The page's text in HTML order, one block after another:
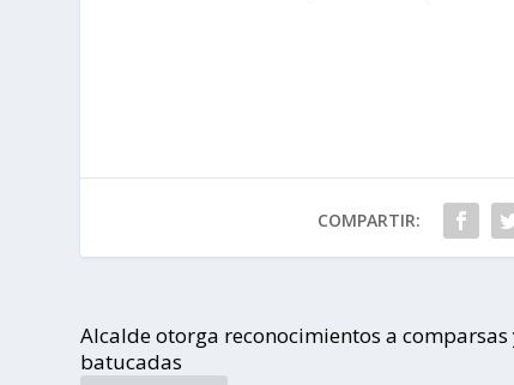
COMPARTIR:
Alcalde otorga reconocimientos a comparsas
batucadas